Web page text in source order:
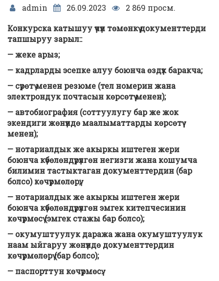
admin 26.09.2023
2 869 просм.
Конкурска катышуу үчүн төмөнкү документтерди
тапшыруу зарыл::
— жеке арыз;
— кадрларды эсепке алуу боюнча өздүк баракча;
— сүрөтү менен резюме (тел номерин жана
электрондук почтасын көрсөтүү менен);
— автобиография (соттуулугу бар же жок
экендиги жөнүндө маалыматтарды көрсөтүү
менен);
— нотариалдык же акыркы иштеген жери
боюнча күбөлөндүрүлгөн негизги жана кошумча
билимин тастыктаган документтердин (бар
болсо) көчүрмөлөрү;
— нотариалдык же акыркы иштеген жери
боюнча күбөлөндүрүлгөн эмгек китепчесинин
көчүрмөсү (эмгек стажы бар болсо);
— окумуштуулук даража жана окумуштуулук
наам ыйгаруу жөнүндө документтердин
көчүрмөлөрү (бар болсо);
— паспорттун көчүрмөсү.